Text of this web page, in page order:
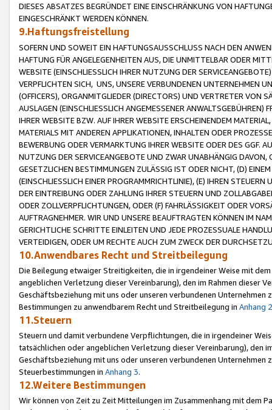
DIESES ABSATZES BEGRÜNDET EINE EINSCHRÄNKUNG VON
EINGESCHRÄNKT WERDEN KÖNNEN.
9.Haftungsfreistellung
SOFERN UND SOWEIT EIN HAFTUNGSAUSSCHLUSS NACH DEN
HAFTUNG FÜR ANGELEGENHEITEN AUS, DIE UNMITTELBAR ODER
WEBSITE (EINSCHLIESSLICH IHRER NUTZUNG DER
VERPFLICHTEN SICH, UNS, UNSERE VERBUNDENEN UNTERNEHMEN
(OFFICERS), ORGANMITGLIEDER (DIRECTORS) UND VERTRETER VON
AUSLAGEN (EINSCHLIESSLICH ANGEMESSENER
IHRER WEBSITE BZW. AUF IHRER WEBSITE ERSCHEINENDEM
MATERIALS MIT ANDEREN APPLIKATIONEN, INHALTEN ODER
BEWERBUNG ODER VERMARKTUNG IHRER WEBSITE ODER DES GGF.
NUTZUNG DER SERVICEANGEBOTE UND ZWAR UNABHÄNGIG
GESETZLICHEN BESTIMMUNGEN ZULÄSSIG IST ODER NICHT, (D)
(EINSCHLIESSLICH EINER PROGRAMMRICHTLINIE), (E) IHREN
DER EINTREIBUNG ODER ZAHLUNG IHRER STEUERN UND
ODER ZOLLVERPFLICHTUNGEN, ODER (F) FAHRLÄSSIGKEIT ODER
AUFTRAGNEHMER. WIR UND UNSERE BEAUFTRAGTEN KÖNNEN IM
GERICHTLICHE SCHRITTE EINLEITEN UND JEDE PROZESSUALE
VERTEIDIGEN, ODER UM RECHTE AUCH ZUM ZWECK DER
10.Anwendbares Recht und Streitbeilegung
Die Beilegung etwaiger Streitigkeiten, die in irgendeiner Weise mit
angeblichen Verletzung dieser Vereinbarung), den im Rahmen dieser
Geschäftsbeziehung mit uns oder unseren verbundenen
Bestimmungen zu anwendbarem Recht und Streitbeilegung in Anhang 2
11.Steuern
Steuern und damit verbundene Verpflichtungen, die in irgendeiner
tatsächlichen oder angeblichen Verletzung dieser Vereinbarung), den
Geschäftsbeziehung mit uns oder unseren verbundenen
Steuerbestimmungen in Anhang 3.
12.Weitere Bestimmungen
Wir können von Zeit zu Zeit Mitteilungen im Zusammenhang mit dem